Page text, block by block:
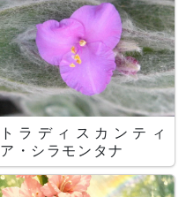
トラディスカンティ
ア・シラモンタナ